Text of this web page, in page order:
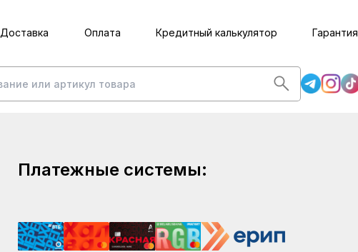
Доставка Оплата Кредитный калькулятор Гарантия
Платежные системы: